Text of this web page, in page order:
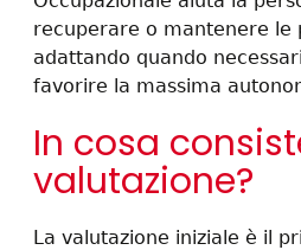
recuperare o mantenere le
adattando quando
favorire la massima
In cosa
valutazione?
La valutazione iniziale è il